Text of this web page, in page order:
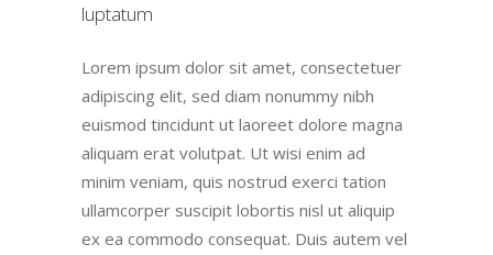
luptatum
Lorem ipsum dolor sit amet, consectetuer
adipiscing elit, sed diam nonummy nibh
euismod tincidunt ut laoreet dolore magna
aliquam erat volutpat. Ut wisi enim ad
minim veniam, quis nostrud exerci tation
ullamcorper suscipit lobortis nisl ut aliquip
ex ea commodo consequat. Duis autem vel